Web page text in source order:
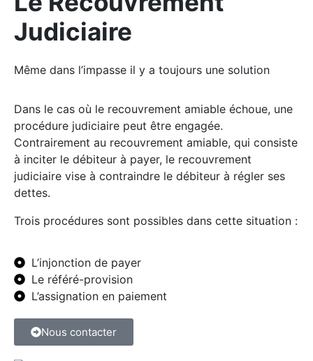
Judiciaire
Même dans l’impasse il y a toujours une solution
Dans le cas où le recouvrement amiable échoue, une
procédure judiciaire peut être engagée.
Contrairement au recouvrement amiable, qui consiste
à inciter le débiteur à payer, le recouvrement
judiciaire vise à contraindre le débiteur à régler ses
dettes.
Trois procédures sont possibles dans cette situation :
L’injonction de payer
Le référé-provision
L’assignation en paiement
Nous contacter